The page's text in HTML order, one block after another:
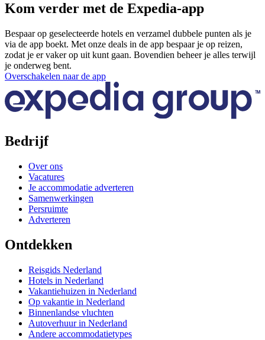
Kom verder met de Expedia-app
Bespaar op geselecteerde hotels en verzamel dubbele punten als je
via de app boekt. Met onze deals in de app bespaar je op reizen,
zodat je er vaker op uit kunt gaan. Bovendien beheer je alles terwijl
je onderweg bent.
Overschakelen naar de app
Bedrijf
Over ons
Vacatures
Je accommodatie adverteren
Samenwerkingen
Persruimte
Adverteren
Ontdekken
Reisgids Nederland
Hotels in Nederland
Vakantiehuizen in Nederland
Op vakantie in Nederland
Binnenlandse vluchten
Autoverhuur in Nederland
Andere accommodatietypes